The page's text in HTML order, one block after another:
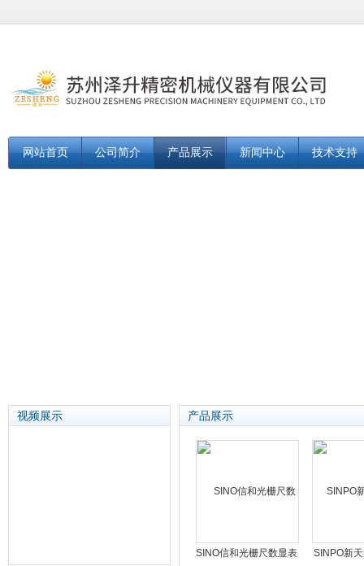
网站首页 公司简介 产品展示 新闻中心 技术支持
视频展示 产品展示
SINO信和光栅尺数显表
SINPO新